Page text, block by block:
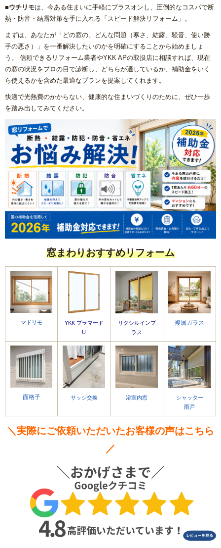
■ウチリモは、今ある住まいに手軽にプラスオンし、圧倒的なコスパで断
熱・防音・結露対策を手に入れる「スピード解決リフォーム」。
まずは、あなたが「どの窓の、どんな問題（寒さ、結露、騒音、使い勝
手の悪さ）」を一番解決したいのかを明確にすることから始めましょ
う。 信頼できるリフォーム業者やYKK APの取扱店に相談すれば、現在
の窓の状況をプロの目で診断し、どちらが適しているか、補助金をいく
ら使えるかを含めた最適なプランを提案してくれます。
快適で光熱費のかからない、健康的な住まいづくりのために、ぜひ一歩
を踏み出してみてください。
窓まわりおすすめリフォーム
マドリモ
YKK プラマード
U
リクシルインプ
ラス
複層ガラス
面格子 サッシ交換 浴室内窓
シャッター
雨戸
＼実際にご依頼いただいたお客様の声はこちら
／